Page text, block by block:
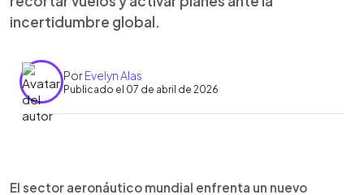
incertidumbre global.
PorEvelyn Alas
Publicado el 07 de abril de 2026
► Escuchar artículo
El alza del precio del combustible y el creciente
El sector aeronáutico mundial enfrenta un nuevo